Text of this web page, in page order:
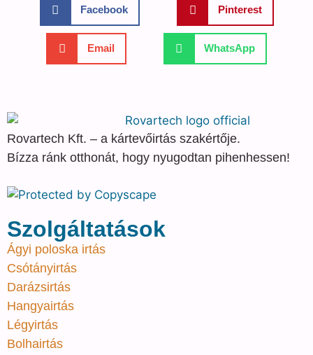
Facebook Pinterest
Email WhatsApp
Rovartech Kft. – a kártevőirtás szakértője.
Bízza ránk otthonát, hogy nyugodtan pihenhessen!
Szolgáltatások
Ágyi poloska irtás
Csótányirtás
Darázsirtás
Hangyairtás
Légyirtás
Bolhairtás